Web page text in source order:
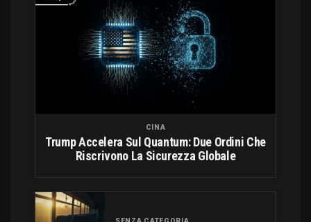
CINA
Trump Accelera Sul Quantum: Due Ordini Che
Riscrivono La Sicurezza Globale